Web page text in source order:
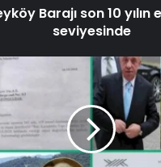
Barajı son 10 yılın
seviyesinde